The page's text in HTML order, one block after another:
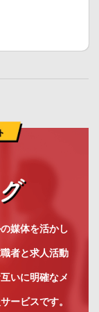
媒体を活かし
者と求人活動
いに明確なメ
ービスです。